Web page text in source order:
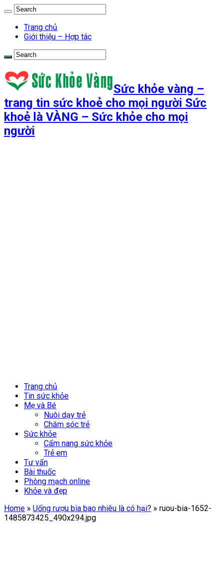
Trang chủ
Giới thiệu – Hợp tác
Sức khỏe vàng –
trang tin sức khoẻ cho mọi người Sức
khoẻ là VÀNG – Sức khỏe cho mọi
người
Trang chủ
Tin sức khỏe
Mẹ và Bé
Nuôi dạy trẻ
Chăm sóc trẻ
Sức khỏe
Cẩm nang sức khỏe
Trẻ em
Tư vấn
Bài thuốc
Phòng mạch online
Khỏe và đẹp
Home » Uống rượu bia bao nhiêu là có hại? » ruou-bia-1652-
1485873425_490x294.jpg